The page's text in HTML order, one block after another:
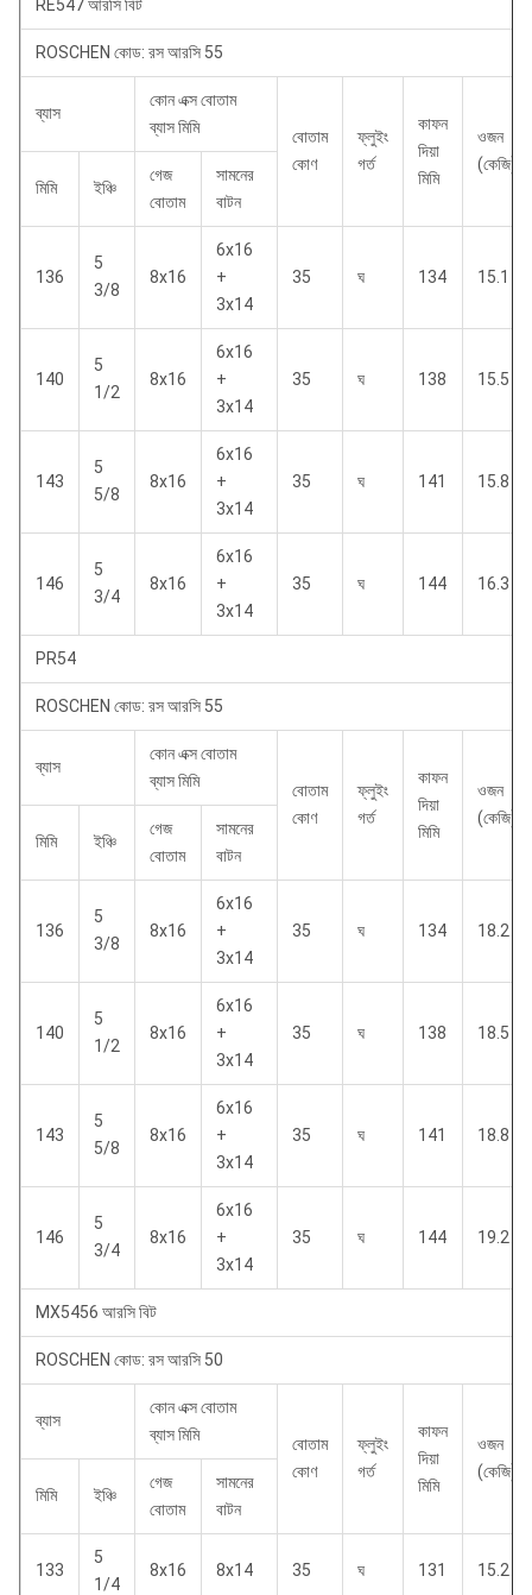
RE547 আরসি বিট
ROSCHEN কোড: রস আরসি 55
ব্যাস
কোন এক্স বোতাম
ব্যাস মিমি
বোতাম
কোণ
ফ্লুইং
গর্ত
কাফন
দিয়া
মিমি
ওজন
(কেজি)
মিমি
ইঞ্চি
গেজ
বোতাম
সামনের
বাটন
136
5
3/8
8x16
6x16
+
3x14
35 ঘ 134 15.1
140
5
1/2
8x16
6x16
+
3x14
35 ঘ 138 15.5
143
5
5/8
8x16
6x16
+
3x14
35 ঘ 141 15.8
146
5
3/4
8x16
6x16
+
3x14
35 ঘ 144 16.3
PR54
ROSCHEN কোড: রস আরসি 55
ব্যাস
কোন এক্স বোতাম
ব্যাস মিমি
বোতাম
কোণ
ফ্লুইং
গর্ত
কাফন
দিয়া
মিমি
ওজন
(কেজি)
মিমি
ইঞ্চি
গেজ
বোতাম
সামনের
বাটন
136
5
3/8
8x16
6x16
+
3x14
35 ঘ 134 18.2
140
5
1/2
8x16
6x16
+
3x14
35 ঘ 138 18.5
143
5
5/8
8x16
6x16
+
3x14
35 ঘ 141 18.8
146
5
3/4
8x16
6x16
+
3x14
35 ঘ 144 19.2
MX5456 আরসি বিট
ROSCHEN কোড: রস আরসি 50
ব্যাস
কোন এক্স বোতাম
ব্যাস মিমি
বোতাম
কোণ
ফ্লুইং
গর্ত
কাফন
দিয়া
মিমি
ওজন
(কেজি)
মিমি
ইঞ্চি
গেজ
বোতাম
সামনের
বাটন
133
5
1/4
8x16 8x14 35 ঘ 131 15.2